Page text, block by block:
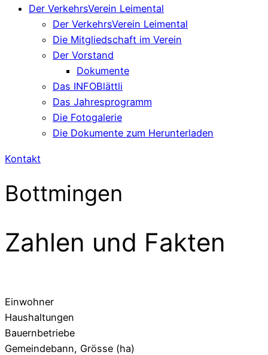
Der VerkehrsVerein Leimental
Der VerkehrsVerein Leimental
Die Mitgliedschaft im Verein
Der Vorstand
Dokumente
Das INFOBlättli
Das Jahresprogramm
Die Fotogalerie
Die Dokumente zum Herunterladen
Kontakt
Bottmingen
Zahlen und Fakten
Einwohner
Haushaltungen
Bauernbetriebe
Gemeindebann, Grösse (ha)